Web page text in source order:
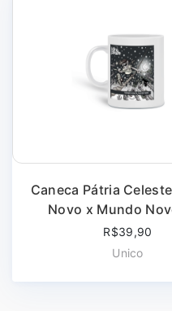
Caneca Pátria
Novo x Mundo
R$39,90
Unico